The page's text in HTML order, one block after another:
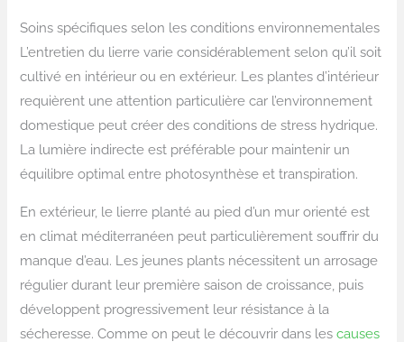
Soins spécifiques selon les conditions environnementales
L’entretien du lierre varie considérablement selon qu’il soit
cultivé en intérieur ou en extérieur. Les plantes d’intérieur
requièrent une attention particulière car l’environnement
domestique peut créer des conditions de stress hydrique.
La lumière indirecte est préférable pour maintenir un
équilibre optimal entre photosynthèse et transpiration.
En extérieur, le lierre planté au pied d’un mur orienté est
en climat méditerranéen peut particulièrement souffrir du
manque d’eau. Les jeunes plants nécessitent un arrosage
régulier durant leur première saison de croissance, puis
développent progressivement leur résistance à la
sécheresse. Comme on peut le découvrir dans lescauses